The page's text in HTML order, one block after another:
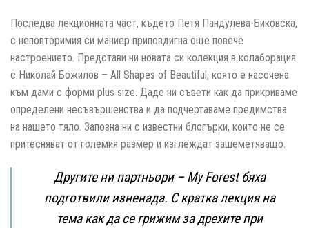
Последва лекционната част, където Петя Пандулева-Биковска,
с неповторимия си маниер приповдигна още повече
настроението. Представи ни новата си колекция в колаборация
с Николай Божилов – All Shapes of Beautiful, която е насочена
към дами с форми plus size. Даде ни съвети как да прикриваме
определени несъвършенства и да подчертаваме предимства
на нашето тяло. Запозна ни с известни блогърки, които не се
притесняват от големия размер и изглеждат зашеметяващо.
Другите ни партньори – Мy Forest бяха
подготвили изненада. С кратка лекция на
тема как да се грижим за дрехите при